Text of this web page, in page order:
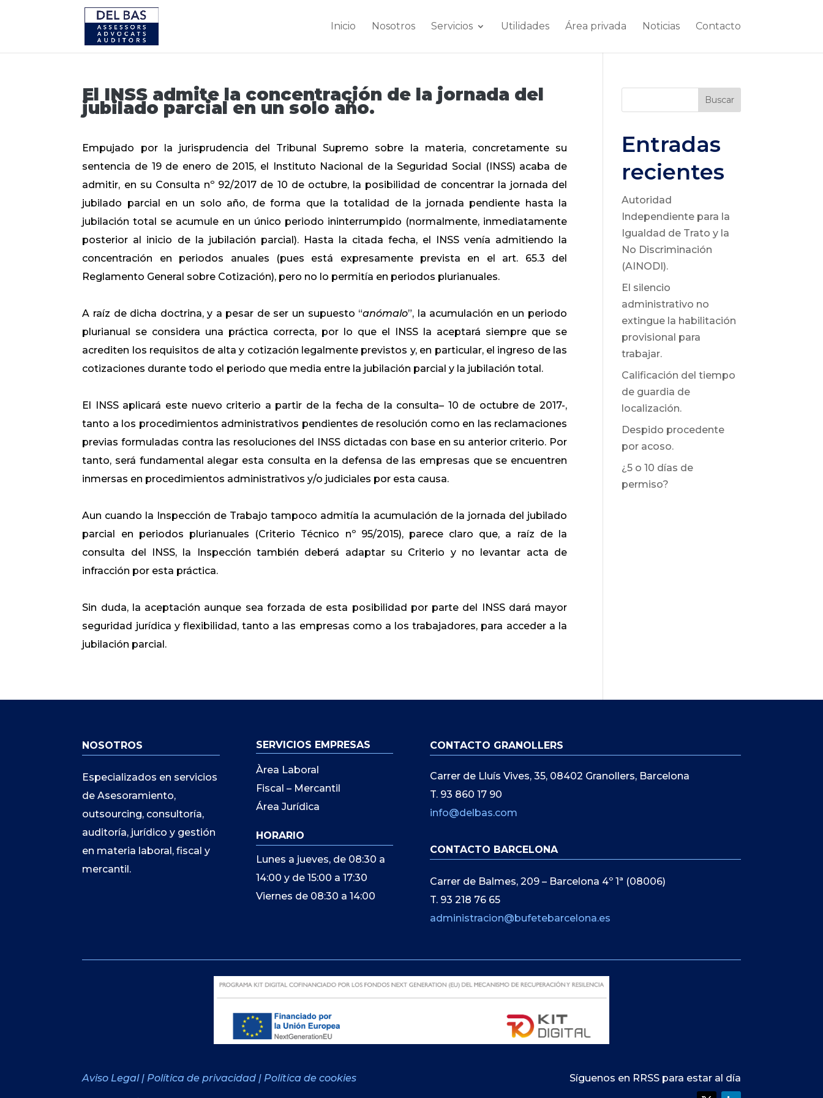
Inicio Nosotros Servicios Utilidades Área privada Noticias Contacto
El INSS admite la concentración de la jornada del
jubilado parcial en un solo año.
Empujado por la jurisprudencia del Tribunal Supremo sobre la materia, concretamente su
sentencia de 19 de enero de 2015, el Instituto Nacional de la Seguridad Social (INSS) acaba de
admitir, en su Consulta nº 92/2017 de 10 de octubre, la posibilidad de concentrar la jornada del
jubilado parcial en un solo año, de forma que la totalidad de la jornada pendiente hasta la
jubilación total se acumule en un único periodo ininterrumpido (normalmente, inmediatamente
posterior al inicio de la jubilación parcial). Hasta la citada fecha, el INSS venía admitiendo la
concentración en periodos anuales (pues está expresamente prevista en el art. 65.3 del
Reglamento General sobre Cotización), pero no lo permitía en periodos plurianuales.
A raíz de dicha doctrina, y a pesar de ser un supuesto “anómalo”, la acumulación en un periodo
plurianual se considera una práctica correcta, por lo que el INSS la aceptará siempre que se
acrediten los requisitos de alta y cotización legalmente previstos y, en particular, el ingreso de las
cotizaciones durante todo el periodo que media entre la jubilación parcial y la jubilación total.
El INSS aplicará este nuevo criterio a partir de la fecha de la consulta– 10 de octubre de 2017-,
tanto a los procedimientos administrativos pendientes de resolución como en las reclamaciones
previas formuladas contra las resoluciones del INSS dictadas con base en su anterior criterio. Por
tanto, será fundamental alegar esta consulta en la defensa de las empresas que se encuentren
inmersas en procedimientos administrativos y/o judiciales por esta causa.
Aun cuando la Inspección de Trabajo tampoco admitía la acumulación de la jornada del jubilado
parcial en periodos plurianuales (Criterio Técnico nº 95/2015), parece claro que, a raíz de la
consulta del INSS, la Inspección también deberá adaptar su Criterio y no levantar acta de
infracción por esta práctica.
Sin duda, la aceptación aunque sea forzada de esta posibilidad por parte del INSS dará mayor
seguridad jurídica y flexibilidad, tanto a las empresas como a los trabajadores, para acceder a la
jubilación parcial.
Buscar
Entradas
recientes
Autoridad
Independiente para la
Igualdad de Trato y la
No Discriminación
(AINODI).
El silencio
administrativo no
extingue la habilitación
provisional para
trabajar.
Calificación del tiempo
de guardia de
localización.
Despido procedente
por acoso.
¿5 o 10 días de
permiso?
NOSOTROS
Especializados en servicios
de Asesoramiento,
outsourcing, consultoría,
auditoría, jurídico y gestión
en materia laboral, fiscal y
mercantil.
SERVICIOS EMPRESAS
Àrea Laboral
Fiscal – Mercantil
Área Jurídica
HORARIO
Lunes a jueves, de 08:30 a
14:00 y de 15:00 a 17:30
Viernes de 08:30 a 14:00
CONTACTO GRANOLLERS
Carrer de Lluís Vives, 35, 08402 Granollers, Barcelona
T. 93 860 17 90
info@delbas.com
CONTACTO BARCELONA
Carrer de Balmes, 209 – Barcelona 4º 1ª (08006)
T. 93 218 76 65
administracion@bufetebarcelona.es
Aviso Legal | Política de privacidad | Política de cookies Síguenos en RRSS para estar al día